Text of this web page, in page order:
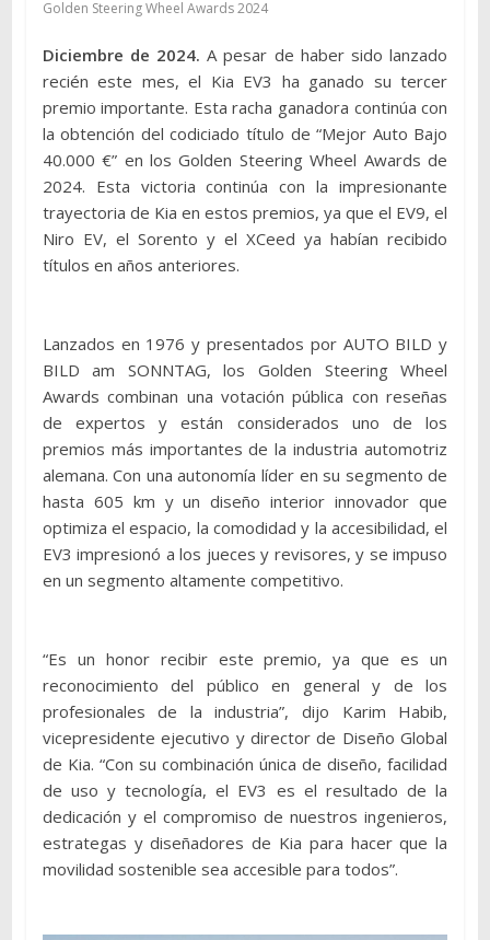
Golden Steering Wheel Awards 2024
Diciembre de 2024.A pesar de haber sido lanzado
recién este mes, el Kia EV3 ha ganado su tercer
premio importante. Esta racha ganadora continúa con
la obtención del codiciado título de “Mejor Auto Bajo
40.000 €” en los Golden Steering Wheel Awards de
2024. Esta victoria continúa con la impresionante
trayectoria de Kia en estos premios, ya que el EV9, el
Niro EV, el Sorento y el XCeed ya habían recibido
títulos en años anteriores.
Lanzados en 1976 y presentados por AUTO BILD y
BILD am SONNTAG, los Golden Steering Wheel
Awards combinan una votación pública con reseñas
de expertos y están considerados uno de los
premios más importantes de la industria automotriz
alemana. Con una autonomía líder en su segmento de
hasta 605 km y un diseño interior innovador que
optimiza el espacio, la comodidad y la accesibilidad, el
EV3 impresionó a los jueces y revisores, y se impuso
en un segmento altamente competitivo.
“Es un honor recibir este premio, ya que es un
reconocimiento del público en general y de los
profesionales de la industria”, dijo Karim Habib,
vicepresidente ejecutivo y director de Diseño Global
de Kia. “Con su combinación única de diseño, facilidad
de uso y tecnología, el EV3 es el resultado de la
dedicación y el compromiso de nuestros ingenieros,
estrategas y diseñadores de Kia para hacer que la
movilidad sostenible sea accesible para todos”.